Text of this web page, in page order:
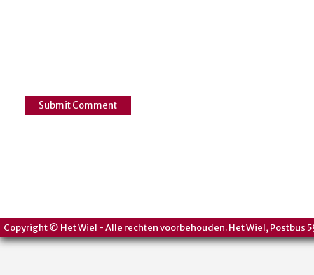
Copyright © Het Wiel - Alle rechten voorbehouden. Het Wiel, Postbus